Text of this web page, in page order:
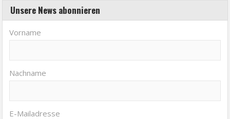
Unsere News abonnieren
Vorname
Nachname
E-Mailadresse